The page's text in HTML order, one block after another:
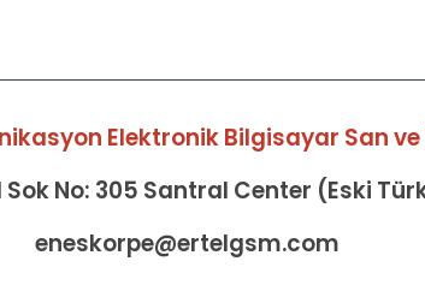
Elektronik Bilgisayar San ve
No: 305 Santral Center (Eski
eneskorpe@ertelgsm.com